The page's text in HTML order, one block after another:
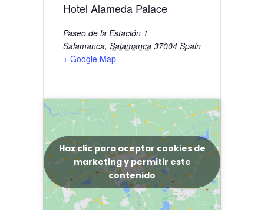
Hotel Alameda Palace
Paseo de la Estación 1
Salamanca, Salamanca 37004 Spain
+ Google Map
Haz clic para aceptar cookies de
marketing y permitir este
contenido